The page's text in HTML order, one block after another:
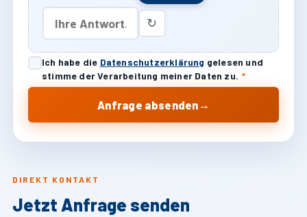
DIREKT KONTAKT
Jetzt Anfrage senden
↻
Ich habe die Datenschutzerklärung gelesen und
stimme der Verarbeitung meiner Daten zu. *
Anfrage absenden →